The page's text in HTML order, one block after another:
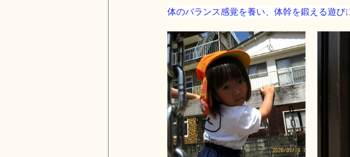
体のバランス感覚を養い、体幹を鍛える遊び